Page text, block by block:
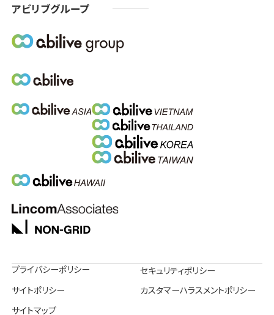
アビリブグループ
プライバシーポリシー
セキュリティポリシー
サイトポリシー
カスタマーハラスメントポリシー
サイトマップ